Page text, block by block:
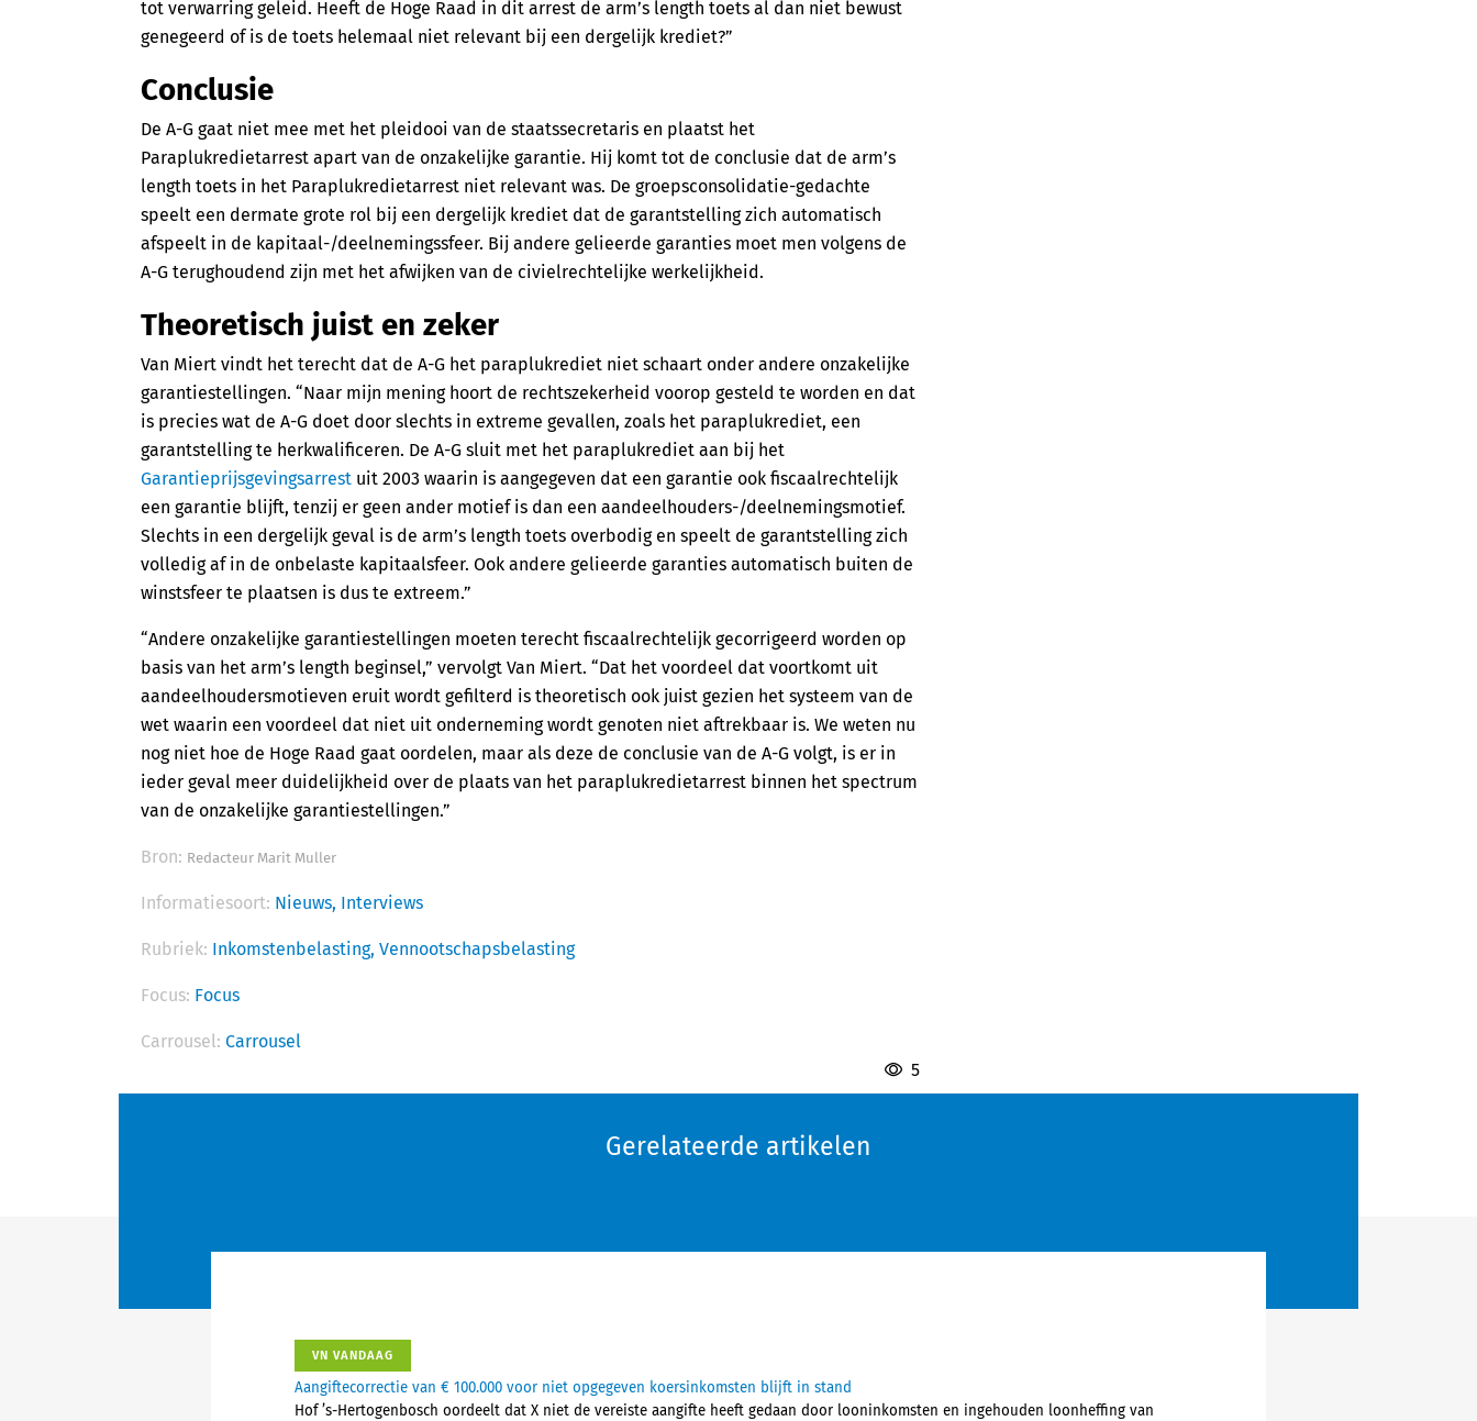
tot verwarring geleid. Heeft de Hoge Raad in dit arrest de arm’s length toets al dan niet bewust
genegeerd of is de toets helemaal niet relevant bij een dergelijk krediet?”
Conclusie
De A-G gaat niet mee met het pleidooi van de staatssecretaris en plaatst het
Paraplukredietarrest apart van de onzakelijke garantie. Hij komt tot de conclusie dat de arm’s
length toets in het Paraplukredietarrest niet relevant was. De groepsconsolidatie-gedachte
speelt een dermate grote rol bij een dergelijk krediet dat de garantstelling zich automatisch
afspeelt in de kapitaal-/deelnemingssfeer. Bij andere gelieerde garanties moet men volgens de
A-G terughoudend zijn met het afwijken van de civielrechtelijke werkelijkheid.
Theoretisch juist en zeker
Van Miert vindt het terecht dat de A-G het paraplukrediet niet schaart onder andere onzakelijke
garantiestellingen. “Naar mijn mening hoort de rechtszekerheid voorop gesteld te worden en dat
is precies wat de A-G doet door slechts in extreme gevallen, zoals het paraplukrediet, een
garantstelling te herkwalificeren. De A-G sluit met het paraplukrediet aan bij het
Garantieprijsgevingsarrest uit 2003 waarin is aangegeven dat een garantie ook fiscaalrechtelijk
een garantie blijft, tenzij er geen ander motief is dan een aandeelhouders-/deelnemingsmotief.
Slechts in een dergelijk geval is de arm’s length toets overbodig en speelt de garantstelling zich
volledig af in de onbelaste kapitaalsfeer. Ook andere gelieerde garanties automatisch buiten de
winstsfeer te plaatsen is dus te extreem.”
“Andere onzakelijke garantiestellingen moeten terecht fiscaalrechtelijk gecorrigeerd worden op
basis van het arm’s length beginsel,” vervolgt Van Miert. “Dat het voordeel dat voortkomt uit
aandeelhoudersmotieven eruit wordt gefilterd is theoretisch ook juist gezien het systeem van de
wet waarin een voordeel dat niet uit onderneming wordt genoten niet aftrekbaar is. We weten nu
nog niet hoe de Hoge Raad gaat oordelen, maar als deze de conclusie van de A-G volgt, is er in
ieder geval meer duidelijkheid over de plaats van het paraplukredietarrest binnen het spectrum
van de onzakelijke garantiestellingen.”
Bron: Redacteur Marit Muller
Informatiesoort: Nieuws, Interviews
Rubriek: Inkomstenbelasting, Vennootschapsbelasting
Focus: Focus
Carrousel: Carrousel
5
Gerelateerde artikelen
VN VANDAAG
Aangiftecorrectie van € 100.000 voor niet opgegeven koersinkomsten blijft in stand
Hof ’s-Hertogenbosch oordeelt dat X niet de vereiste aangifte heeft gedaan door looninkomsten en ingehouden loonheffing van